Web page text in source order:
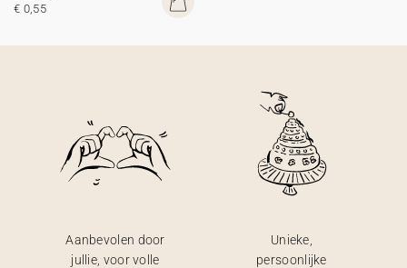
€ 0,55
Aanbevolen door
jullie, voor volle
Unieke,
persoonlijke